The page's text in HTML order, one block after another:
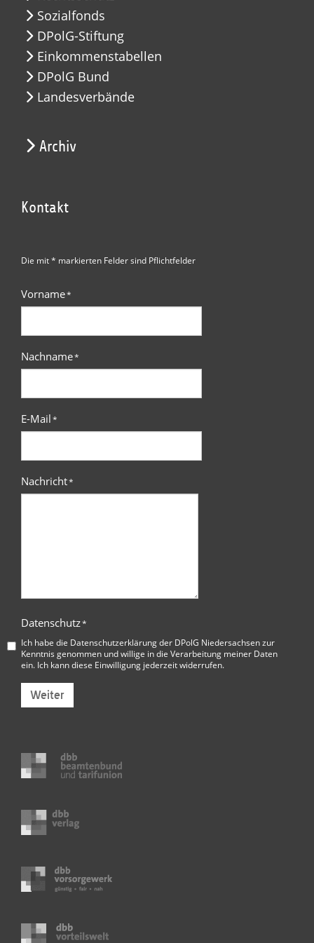
Sozialfonds
DPolG-Stiftung
Einkommenstabellen
DPolG Bund
Landesverbände
Archiv
Kontakt
Die mit * markierten Felder sind Pflichtfelder
Vorname*
Nachname*
E-Mail*
Nachricht*
Datenschutz*
Ich habe die Datenschutzerklärung der DPolG Niedersachsenzur
Kenntnis genommen und willige in die Verarbeitung meiner Daten
ein. Ich kann diese Einwilligung jederzeit widerrufen.
Weiter